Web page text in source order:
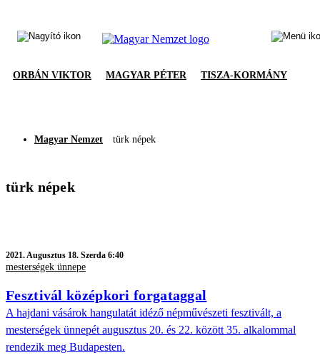
ORBÁN VIKTOR MAGYAR PÉTER TISZA-KORMÁNY
Magyar Nemzet türk népek
türk népek
2021.Augusztus 18. Szerda 6:40
mesterségek ünnepe
Fesztivál középkori forgataggal
A hajdani vásárok hangulatát idéző népművészeti fesztivált, a
mesterségek ünnepét augusztus 20. és 22. között 35. alkalommal
rendezik meg Budapesten.